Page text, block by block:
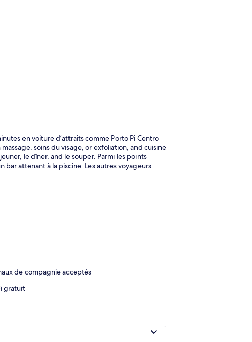
Façade de l’hébergement
en voiture d’attraits comme Porto Pi Centro
soins du visage, or exfoliation, and cuisine
le dîner, and le souper. Parmi les points
attenant à la piscine. Les autres voyageurs
de compagnie acceptés
gratuit